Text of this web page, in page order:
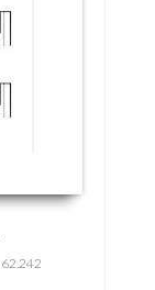
62.242